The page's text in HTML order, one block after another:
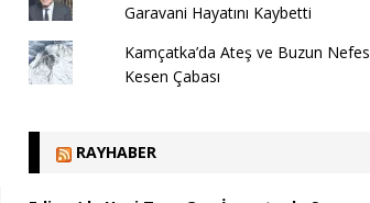
Garavani Hayatını Kaybetti
Kamçatka’da Ateş ve Buzun Nefes
Kesen Çabası
RAYHABER